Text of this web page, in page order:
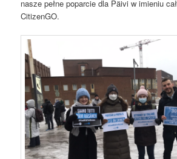
nasze pełne poparcie dla Päivi w imieniu
CitizenGO.